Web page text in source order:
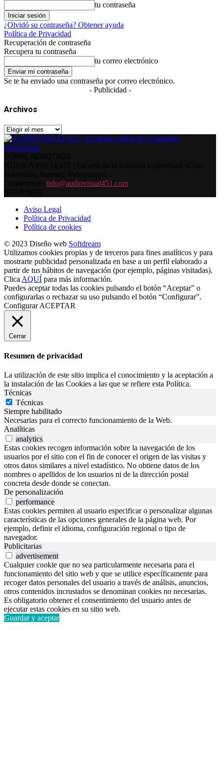
tu contraseña
¿Olvidó su contraseña? Obtener ayuda
Política de Privacidad
Recuperación de contraseña
Recupera tu contraseña
tu correo electrónico
Se te ha enviado una contraseña por correo electrónico.
- Publicidad -
Archivos
Archivos
info@audiovisual451.com
Aviso Legal
Política de Privacidad
Política de cookies
© 2023 Diseño web Softdream
Utilizamos cookies propias y de terceros para fines analíticos y para
mostrarte publicidad personalizada en base a un perfil elaborado a
partir de tus hábitos de navegación (por ejemplo, páginas visitadas).
Clica AQUÍ para más información.
Puedes aceptar todas las cookies pulsando el botón “Aceptar” o
configurarlas o rechazar su uso pulsando el botón “Configurar”.
Configurar ACEPTAR
Cerrar
Resumen de privacidad
La utilización de este sitio implica el conocimiento y la aceptación a
la instalación de las Cookies a las que se refiere esta Política.
Técnicas
Técnicas
Siempre habilitado
Necesarias para el correcto funcionamiento de la Web.
Analíticas
analytics
Estas cookies recogen información sobre la navegación de los
usuarios por el sitio con el fin de conocer el origen de las visitas y
otros datos similares a nivel estadístico. No obtiene datos de los
nombres o apellidos de los usuarios ni de la dirección postal
concreta desde donde se conectan.
De personalización
performance
Estas cookies permiten al usuario especificar o personalizar algunas
características de las opciones generales de la página web. Por
ejemplo, definir el idioma, configuración regional o tipo de
navegador.
Publicitarias
advertisement
Cualquier cookie que no sea particularmente necesaria para el
funcionamiento del sitio web y que se utilice específicamente para
recoger datos personales del usuario a través de análisis, anuncios,
otros contenidos incrustados se denominan cookies no necesarias.
Es obligatorio obtener el consentimiento del usuario antes de
ejecutar estas cookies en su sitio web.
Guardar y aceptar